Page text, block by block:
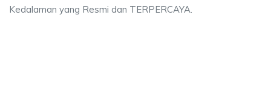
Kedalaman yang Resmi dan TERPERCAYA.